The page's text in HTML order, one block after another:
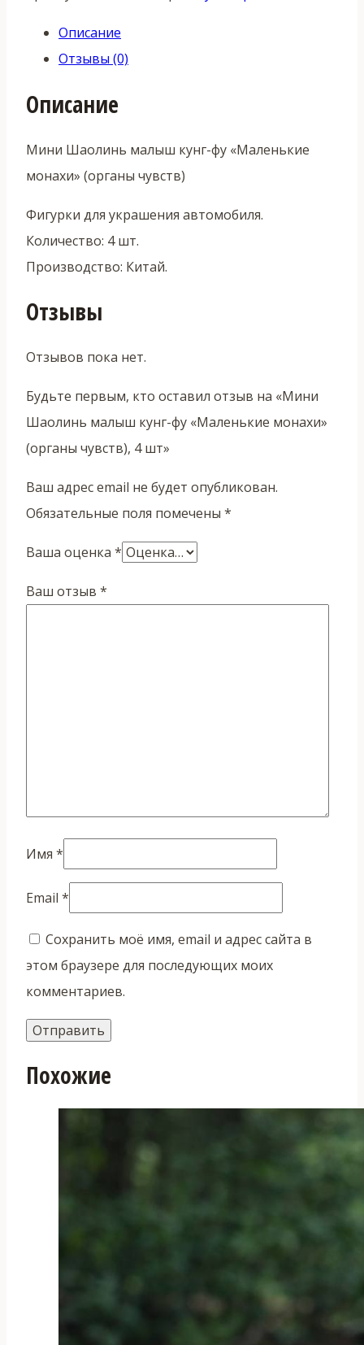
Описание
Отзывы (0)
Описание
Мини Шаолинь малыш кунг-фу «Маленькие
монахи» (органы чувств)
Фигурки для украшения автомобиля.
Количество: 4 шт.
Производство: Китай.
Отзывы
Отзывов пока нет.
Будьте первым, кто оставил отзыв на «Мини
Шаолинь малыш кунг-фу «Маленькие монахи»
(органы чувств), 4 шт»
Ваш адрес email не будет опубликован.
Обязательные поля помечены *
Ваша оценка *
Ваш отзыв *
Имя *
Email *
Сохранить моё имя, email и адрес сайта в
этом браузере для последующих моих
комментариев.
Похожие